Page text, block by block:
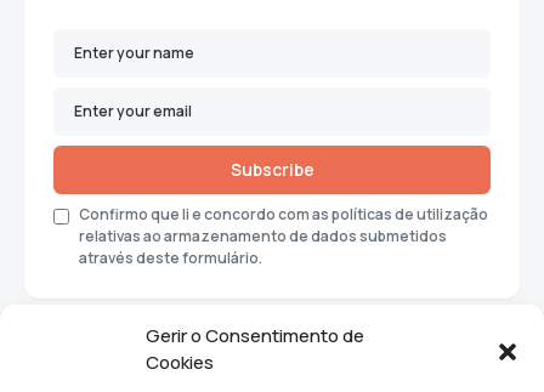
Gerir o Consentimento de
Cookies
Subscribe
Confirmo que li e concordo com as políticas de utilização
relativas ao armazenamento de dados submetidos
através deste formulário.